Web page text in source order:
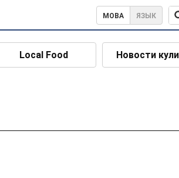
МОВА ЯЗЫК
Local Food Новости